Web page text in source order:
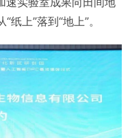
上”落到“地上”。